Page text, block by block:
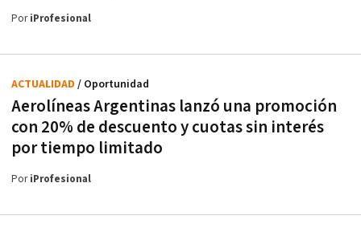
PoriProfesional
Aerolíneas Argentinas lanzó una promoción
con 20% de descuento y cuotas sin interés
por tiempo limitado
ACTUALIDAD / Oportunidad
PoriProfesional